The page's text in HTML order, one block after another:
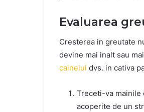
Evaluarea
Cresterea in greutate
devine mai inalt sau
cainelui dvs. in cativa
Treceti-va mainile
acoperite de un